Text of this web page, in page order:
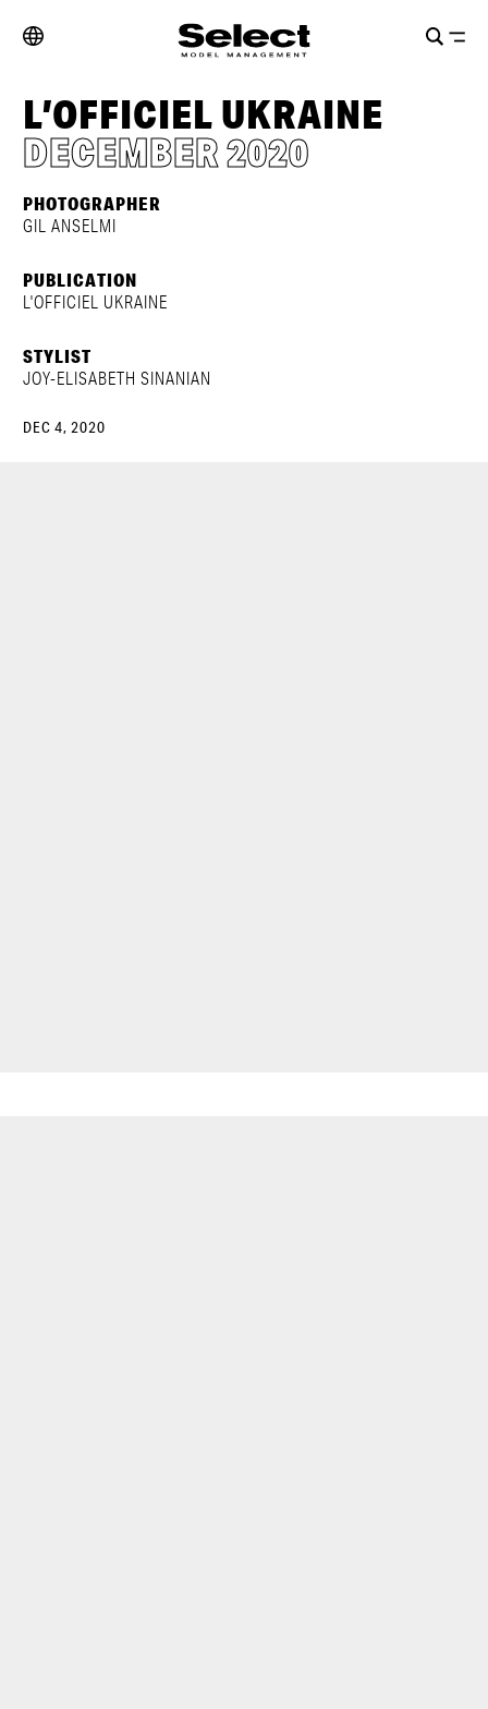
L’OFFICIEL UKRAINE
DECEMBER 2020
PHOTOGRAPHER
GIL ANSELMI
PUBLICATION
L'OFFICIEL UKRAINE
STYLIST
JOY-ELISABETH SINANIAN
DEC 4, 2020